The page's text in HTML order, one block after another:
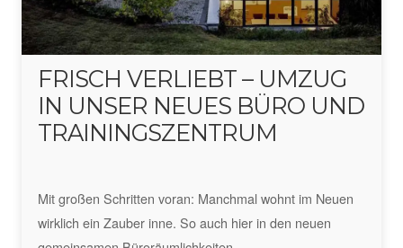
FRISCH VERLIEBT – UMZUG
IN UNSER NEUES BÜRO UND
TRAININGSZENTRUM
Mit großen Schritten voran: Manchmal wohnt im Neuen
wirklich ein Zauber inne. So auch hier in den neuen